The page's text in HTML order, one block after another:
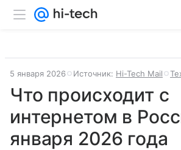
5 января 2026 Источник: Hi-Tech Mail
Что происходит с
интернетом в
января 2026 года